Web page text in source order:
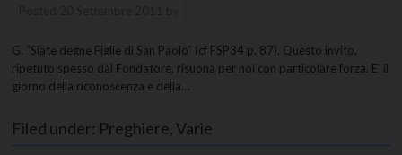
G. “Siate degne Figlie di San Paolo” (cf FSP34 p. 87). Questo invito,
ripetuto spesso dal Fondatore, risuona per noi con particolare forza. E’ il
giorno della riconoscenza e della…
Filed under: Preghiere,Varie